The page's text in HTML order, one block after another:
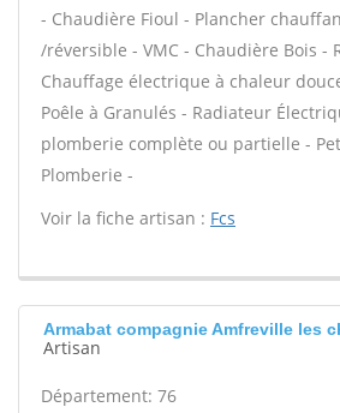
- Chaudière Fioul - Plancher
/réversible - VMC - Chaudière Bois -
Chauffage électrique à chaleur
Poêle à Granulés - Radiateur
plomberie complète ou partielle -
Plomberie -
Voir la fiche artisan : Fcs
Armabat compagnie Amfreville les
Artisan
Département: 76